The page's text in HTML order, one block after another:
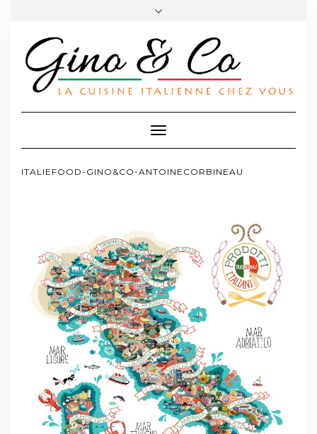
PINTEREST
A PROPOS
CONTACT
Toggle
Navigation
ITALIEFOOD-GINO&CO-ANTOINECORBINEAU